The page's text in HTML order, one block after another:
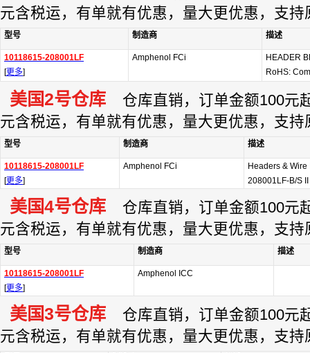
元含税运，有单就有优惠，量大更优惠，支持
型号 制造商 描述
10118615-208001LF
[更多]
Amphenol FCi
HEADER
RoHS:
美国2号仓库 仓库直销，订单金额100元
元含税运，有单就有优惠，量大更优惠，支持
型号 制造商 描述
10118615-208001LF
[更多]
Amphenol FCi
Headers &
208001LF-B/S II
美国4号仓库 仓库直销，订单金额100元
元含税运，有单就有优惠，量大更优惠，支持
型号 制造商 描述
10118615-208001LF
[更多]
Amphenol ICC
美国3号仓库 仓库直销，订单金额100元
元含税运，有单就有优惠，量大更优惠，支持